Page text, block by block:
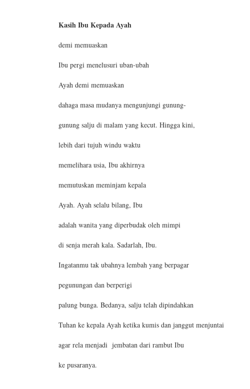
Kasih Ibu Kepada Ayah
demi memuaskan
Ibu pergi menelusuri uban-ubah
Ayah demi memuaskan
dahaga masa mudanya mengunjungi gunung-
gunung salju di malam yang kecut. Hingga kini,
lebih dari tujuh windu waktu
memelihara usia, Ibu akhirnya
memutuskan meminjam kepala
Ayah. Ayah selalu bilang, Ibu
adalah wanita yang diperbudak oleh mimpi
di senja merah kala. Sadarlah, Ibu.
Ingatanmu tak ubahnya lembah yang berpagar
pegunungan dan berperigi
palung bunga. Bedanya, salju telah dipindahkan
Tuhan ke kepala Ayah ketika kumis dan janggut menjuntai
agar rela menjadi jembatan dari rambut Ibu
ke pusaranya.